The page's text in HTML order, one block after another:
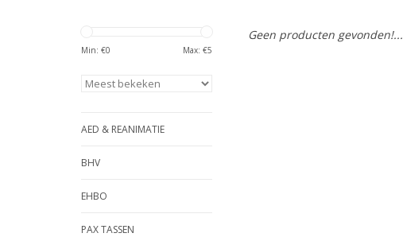
Min: €0 Max: €5
AED & REANIMATIE
BHV
EHBO
PAX TASSEN
Geen producten gevonden!...